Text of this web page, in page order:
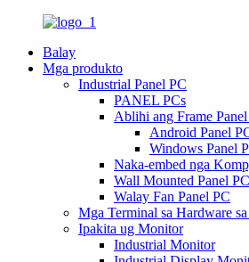
Balay
Mga produkto
Industrial Panel PC
PANEL PCs
Ablihi ang Frame
Android Panel
Windows Panel
Naka-embed nga
Wall Mounted Panel
Walay Fan Panel PC
Mga Terminal sa Hardware
Ipakita ug Monitor
Industrial Monitor